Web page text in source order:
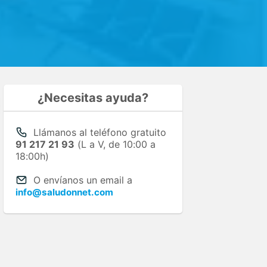
¿Necesitas ayuda?
Llámanos al teléfono gratuito
91 217 21 93 (L a V, de 10:00 a
18:00h)
O envíanos un email a
info@saludonnet.com